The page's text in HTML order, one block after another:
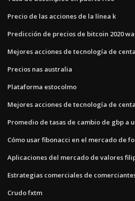
Precio de las acciones de la línea k
Predicción de precios de bitcoin 2020
Mejores acciones de tecnología de
Precios nas australia
Plataforma estocolmo
Mejores acciones de tecnología de
Promedio de tasas de cambio de gbp a
Cómo usar fibonacci en el mercado de
Aplicaciones del mercado de valores
Estrategias comerciales de
Crudo fxtm